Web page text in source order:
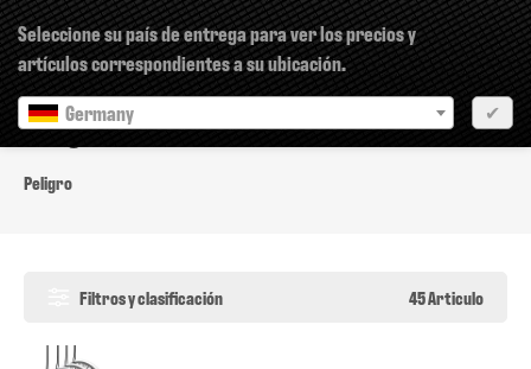
Seleccione su país de entrega para ver los precios y
artículos correspondientes a su ubicación.
Germany
✔
Peligro
Peligro
Filtros y clasificación 45 Articulo